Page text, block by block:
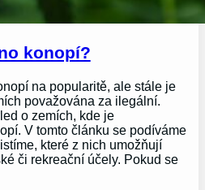
konopí?
na popularitě, ale stále je
považována za ilegální.
o zemích, kde je
V tomto článku se podíváme
které z nich umožňují
či rekreační účely. Pokud se